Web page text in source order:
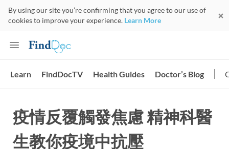
By using our site you’re confirming that you agree to our use of
cookies to improve your experience. Learn More
Learn FindDocTV Health Guides Doctor’s Blog
疫情反覆觸發焦慮 精神科醫
生教你疫境中抗壓